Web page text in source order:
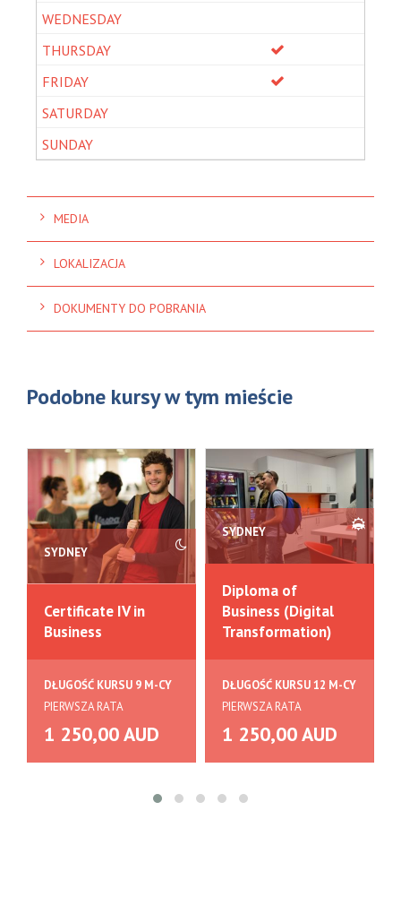
MEDIA
LOKALIZACJA
DOKUMENTY DO POBRANIA
Podobne kursy w tym mieście
SYDNEY
Certificate IV in
Business
DŁUGOŚĆ KURSU 9 M-CY
PIERWSZA RATA
1 250,00 AUD
SYDNEY
Diploma of
Business (Digital
Transformation)
DŁUGOŚĆ KURSU 12 M-CY
PIERWSZA RATA
1 250,00 AUD